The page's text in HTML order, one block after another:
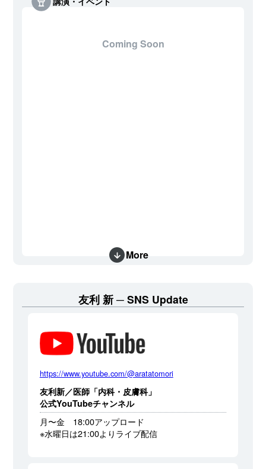
Coming Soon
More
友利 新 SNS Update
https://www.youtube.com/@aratatomori
友利新／医師「内科・皮膚科」
公式YouTubeチャンネル
月〜金 18:00アップロード
※水曜日は21:00よりライブ配信